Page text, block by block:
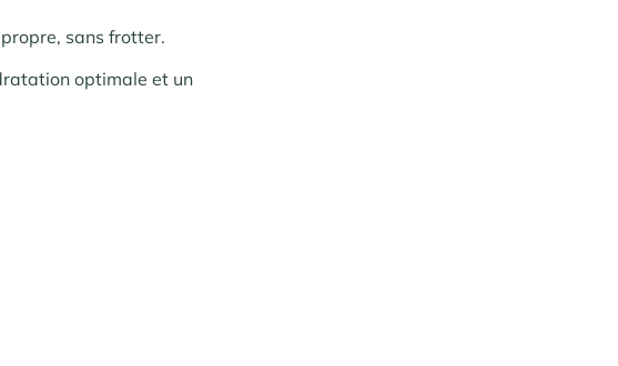
sans frotter.
optimale et un